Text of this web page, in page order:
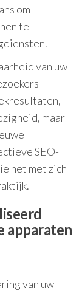
om
te
van uw
maar
SEO-
het met zich
apparaten
van uw